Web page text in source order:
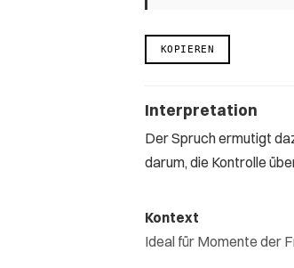
KOPIEREN
Interpretation
Der Spruch ermutigt
darum, die Kontrolle
Kontext
Ideal für Momente der